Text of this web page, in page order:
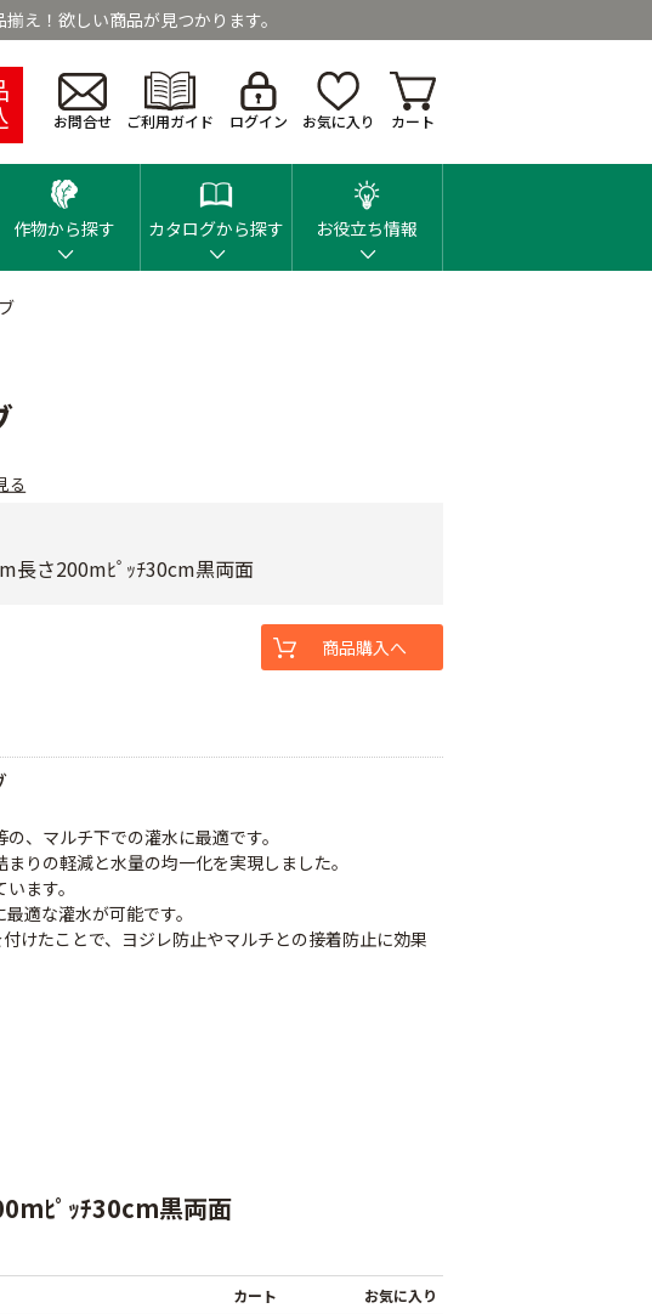
え！欲しい商品が見つかります。
お問合せ ご利用ガイド ログイン お気に入り カート
作物から探す カタログから探す お役立ち情報
る
、マルチ下での灌水に最適です。
りの軽減と水量の均一化を実現しました。
ます。
適な灌水が可能です。
けたことで、ヨジレ防止やマルチとの接着防止に効果
長さ200mﾋﾟｯﾁ30cm黒両面
商品購入へ
ﾋﾟｯﾁ30cm黒両面
カート お気に入り